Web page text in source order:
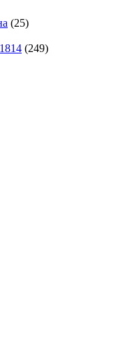
(25)
(249)